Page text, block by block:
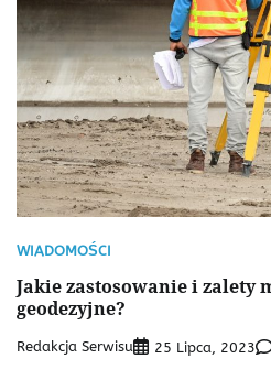
WIADOMOŚCI
Jakie zastosowanie i zalety
geodezyjne?
Redakcja Serwisu 25 Lipca, 2023